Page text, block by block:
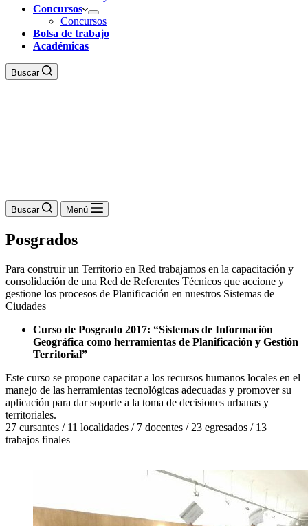
Concursos
Concursos
Bolsa de trabajo
Académicas
Buscar
Buscar Menú
Posgrados
Para construir un Territorio en Red trabajamos en la capacitación y
consolidación de una Red de Referentes Técnicos que accione y
gestione los procesos de Planificación en nuestros Sistemas de
Ciudades
Curso de Posgrado 2017: “Sistemas de Información
Geográfica como herramientas de Planificación y Gestión
Territorial”
Este curso se propone capacitar a los recursos humanos locales en el
manejo de las herramientas tecnológicas adecuadas y promover su
aplicación para dar soporte a la toma de decisiones urbanas y
territoriales.
27 cursantes / 11 localidades / 7 docentes / 23 egresados / 13
trabajos finales